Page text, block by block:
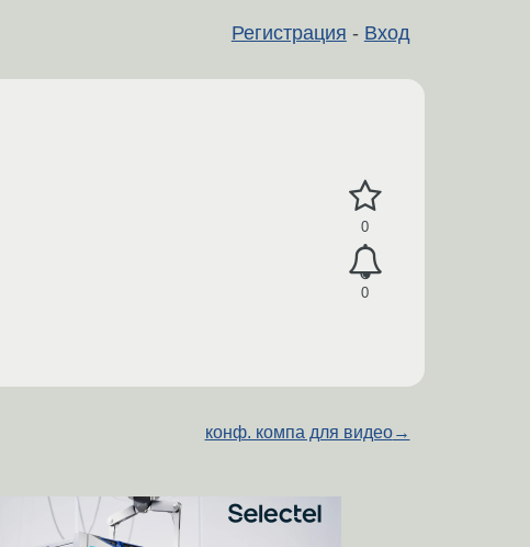
Регистрация - Вход
0
0
конф. компа для видео→